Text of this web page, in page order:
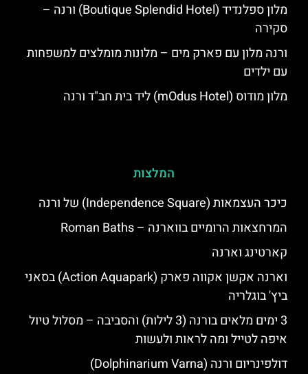
מלון ספלנדיד (Boutique Splendid Hotel) ורנה –
סקירה
ורנה מלון עם פארק מים – מלונות מומלצים למשפחות
עם ילדים
מלון מודוס (mOdus Hotel) ליד בית חב"ד ורנה
המלצות
כיכר העצמאות (Independence Square) של ורנה
המרחצאות הרומיים בווארנה – Roman Baths
קארטינג וארנה
וארנה אקשן אקווה פארק (Action Aquapark) בסאני
ביץ' בוגלריה
3 ימים מלאים בורנה (3 לילות) והסביבה – מסלול טיול
איפה לטייל ומה לראות ולעשות
דולפינריום ורנה (Dolphinarium Varna)